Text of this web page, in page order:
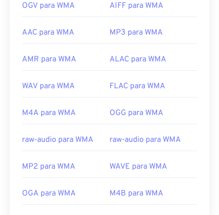
OGV para WMA AIFF para WMA
AAC para WMA MP3 para WMA
AMR para WMA ALAC para WMA
WAV para WMA FLAC para WMA
M4A para WMA OGG para WMA
raw-audio para WMA raw-audio para WMA
MP2 para WMA WAVE para WMA
OGA para WMA M4B para WMA